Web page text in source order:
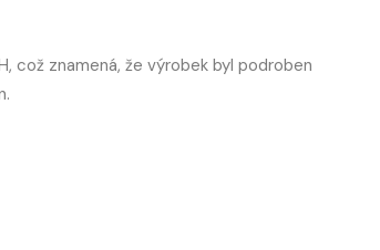
což znamená, že výrobek byl podroben